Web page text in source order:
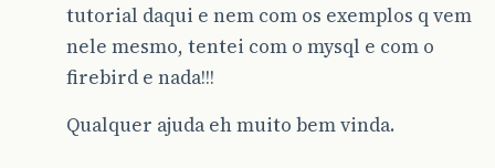
tutorial daqui e nem com os exemplos q vem
nele mesmo, tentei com o mysql e com o
firebird e nada!!!
Qualquer ajuda eh muito bem vinda.